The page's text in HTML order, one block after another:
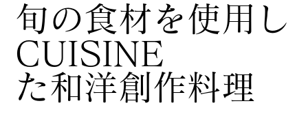
CUISINE
​旬の食材を使用し
た和洋創作料理